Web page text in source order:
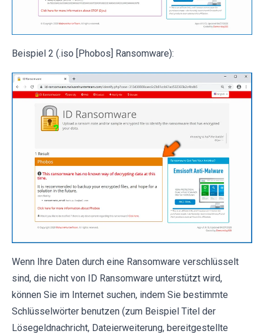
Beispiel 2 (.iso [Phobos] Ransomware):
Wenn Ihre Daten durch eine Ransomware verschlüsselt
sind, die nicht von ID Ransomware unterstützt wird,
können Sie im Internet suchen, indem Sie bestimmte
Schlüsselwörter benutzen (zum Beispiel Titel der
Lösegeldnachricht, Dateierweiterung, bereitgestellte